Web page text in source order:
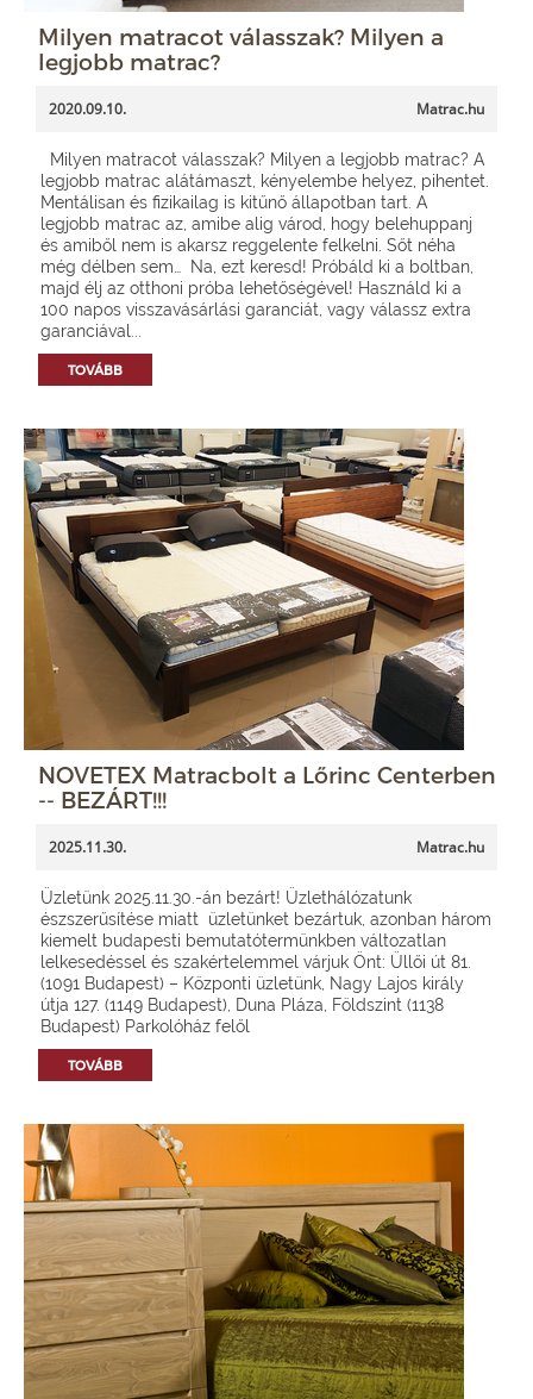
Milyen matracot válasszak? Milyen a
legjobb matrac?
2020.09.10. Matrac.hu
Milyen matracot válasszak? Milyen a legjobb matrac? A
legjobb matrac alátámaszt, kényelembe helyez, pihentet.
Mentálisan és fizikailag is kitűnő állapotban tart. A
legjobb matrac az, amibe alig várod, hogy belehuppanj
és amiből nem is akarsz reggelente felkelni. Sőt néha
még délben sem… Na, ezt keresd! Próbáld ki a boltban,
majd élj az otthoni próba lehetőségével! Használd ki a
100 napos visszavásárlási garanciát, vagy válassz extra
garanciával...
TOVÁBB
NOVETEX Matracbolt a Lőrinc Centerben
-- BEZÁRT!!!
2025.11.30. Matrac.hu
Üzletünk 2025.11.30.-án bezárt! Üzlethálózatunk
észszerűsítése miatt üzletünket bezártuk, azonban három
kiemelt budapesti bemutatótermünkben változatlan
lelkesedéssel és szakértelemmel várjuk Önt: Üllői út 81.
(1091 Budapest) – Központi üzletünk, Nagy Lajos király
útja 127. (1149 Budapest), Duna Pláza, Földszint (1138
Budapest) Parkolóház felől
TOVÁBB